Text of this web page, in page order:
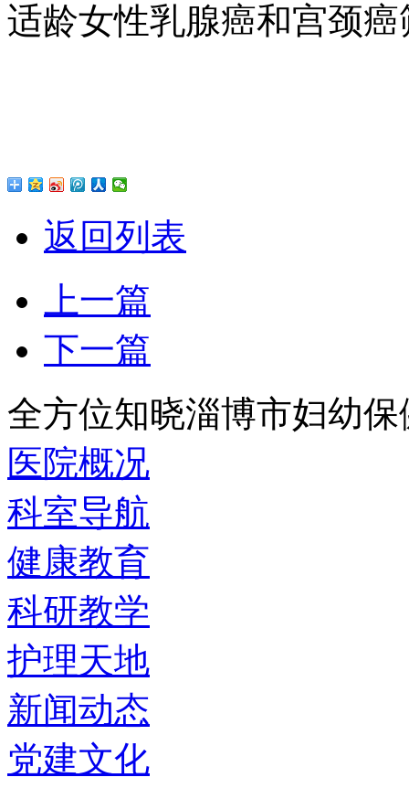
适龄女性乳腺癌和宫颈
返回列表
上一篇
下一篇
全方位知晓淄博市妇幼
医院概况
科室导航
健康教育
科研教学
护理天地
新闻动态
党建文化